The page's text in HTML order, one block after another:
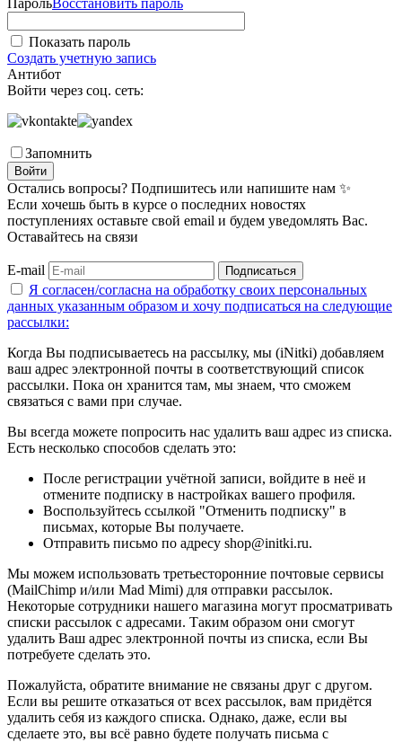
ПарольВосстановить пароль
Показать пароль
Создать учетную запись
Антибот
Войти через соц. сеть:
Запомнить
Войти
Остались вопросы? Подпишитесь или напишите нам ✨
Если хочешь быть в курсе о последних новостях
поступлениях оставьте свой email и будем уведомлять Вас.
Оставайтесь на связи
E-mail Подписаться
Я согласен/согласна на обработку своих персональных
данных указанным образом и хочу подписаться на следующие
рассылки:
Когда Вы подписываетесь на рассылку, мы (iNitki) добавляем
ваш адрес электронной почты в соответствующий список
рассылки. Пока он хранится там, мы знаем, что сможем
связаться с вами при случае.
Вы всегда можете попросить нас удалить ваш адрес из списка.
Есть несколько способов сделать это:
После регистрации учётной записи, войдите в неё и
отмените подписку в настройках вашего профиля.
Воспользуйтесь ссылкой "Отменить подписку" в
письмах, которые Вы получаете.
Отправить письмо по адресу shop@initki.ru.
Мы можем использовать третьесторонние почтовые сервисы
(MailChimp и/или Mad Mimi) для отправки рассылок.
Некоторые сотрудники нашего магазина могут просматривать
списки рассылок с адресами. Таким образом они смогут
удалить Ваш адрес электронной почты из списка, если Вы
потребуете сделать это.
Пожалуйста, обратите внимание не связаны друг с другом.
Если вы решите отказаться от всех рассылок, вам придётся
удалить себя из каждого списка. Однако, даже, если вы
сделаете это, вы всё равно будете получать письма с